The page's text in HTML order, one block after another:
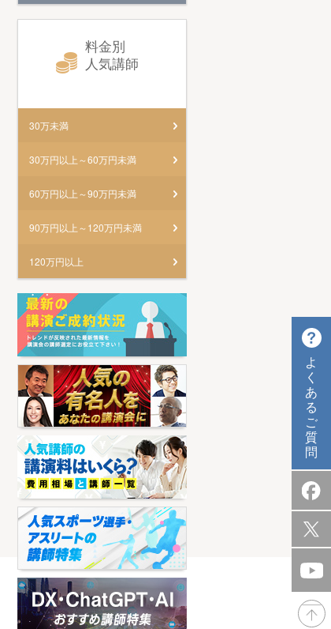
料金別
人気講師
30万未満
30万円以上～60万円未満
60万円以上～90万円未満
90万円以上～120万円未満
120万円以上
よ
く
あ
る
ご
質
問